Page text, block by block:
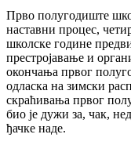
Прво полугодиште
наставни процес,
школске године
престројавање и
окончања првог
одласка на зимски
скраћивања првог
био је дужи за, чак,
ђачке наде.